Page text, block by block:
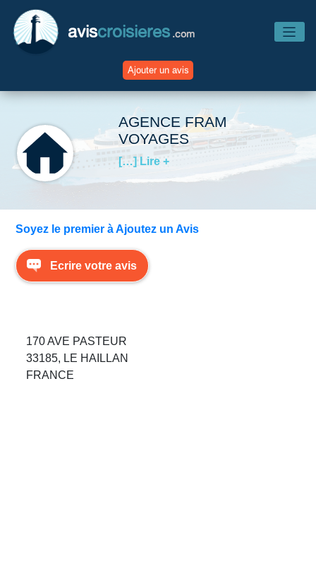
aviscroisieres .com
Ajouter un avis
Accueil
Avis Compagnies
Avis Escales
AGENCE FRAM
VOYAGES
[…] Lire +
Soyez le premier à Ajoutez un Avis
Ecrire votre avis
170 AVE PASTEUR
33185, LE HAILLAN
FRANCE